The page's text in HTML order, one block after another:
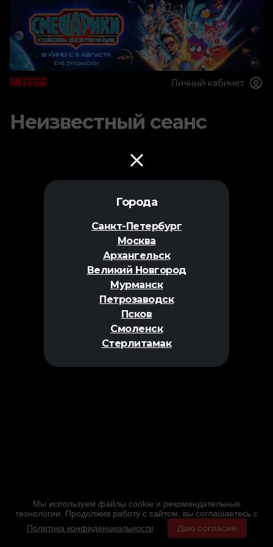
Города
Санкт-Петербург
Москва
Архангельск
Великий Новгород
Мурманск
Петрозаводск
Псков
Смоленск
Стерлитамак
Личный кабинет
Неизвестный сеанс
Мы используем файлы cookie и рекомендательные
технологии. Продолжив работу с сайтом, вы соглашаетесь с
Политика конфиденциальности
Даю согласие